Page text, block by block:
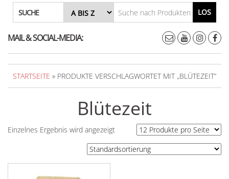
SUCHE LOS
MAIL & SOCIAL-MEDIA:
STARTSEITE » PRODUKTE VERSCHLAGWORTET MIT „BLÜTEZEIT“
Blütezeit
Einzelnes Ergebnis wird angezeigt